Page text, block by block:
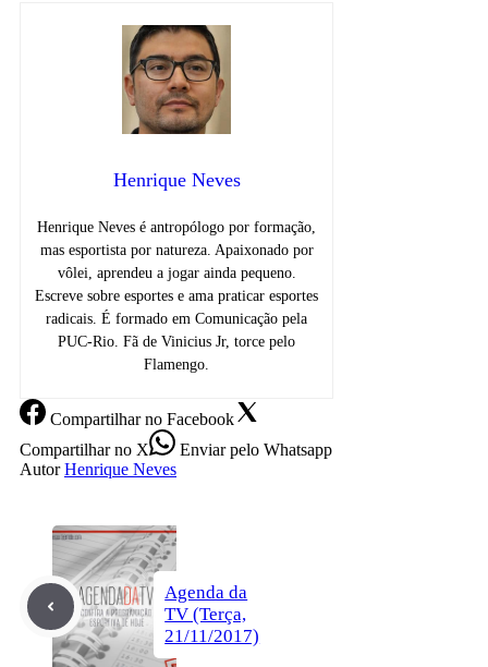
Henrique Neves
Henrique Neves é antropólogo por formação,
mas esportista por natureza. Apaixonado por
vôlei, aprendeu a jogar ainda pequeno.
Escreve sobre esportes e ama praticar esportes
radicais. É formado em Comunicação pela
PUC-Rio. Fã de Vinicius Jr, torce pelo
Flamengo.
Compartilharno Facebook
Compartilharno X Enviarpelo Whatsapp
Autor Henrique Neves
Agenda da
TV (Terça,
21/11/2017)